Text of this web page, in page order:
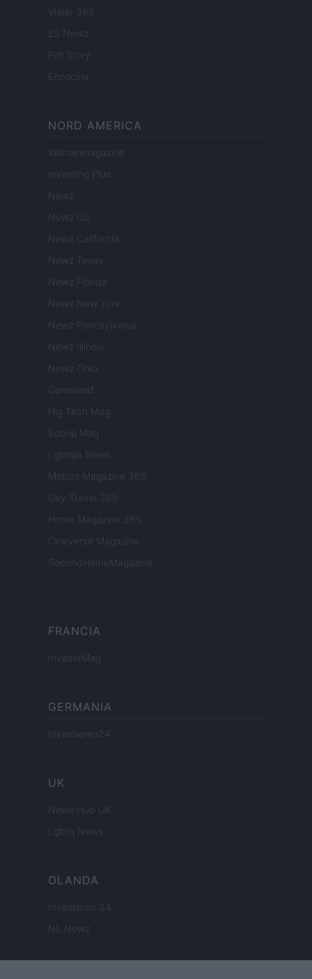
Viajar 365
ES Newz
Pet Story
Encocina
NORD AMERICA
Womanmagazine
Investing Plus
Newz
Newz US
Newz California
Newz Texas
Newz Florida
Newz New York
Newz Pennsylvania
Newz Illinois
Newz Ohio
Gameland
Hig Tech Mag
Scoop Mag
Lgbtqia News
Motors Magazine 365
Day Travel 365
Home Magazine 365
Cineverse Magazine
SecondHomeMagazine
FRANCIA
InvestirMag
GERMANIA
Investieren24
UK
News Hub UK
Lgbtq News
OLANDA
Investeren 24
NL Newz